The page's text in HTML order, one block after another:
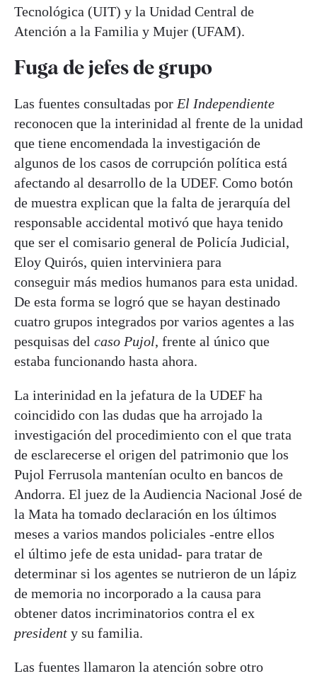
Tecnológica (UIT) y la Unidad Central de
Atención a la Familia y Mujer (UFAM).
Fuga de jefes de grupo
Las fuentes consultadas por El Independiente
reconocen que la interinidad al frente de la unidad
que tiene encomendada la investigación de
algunos de los casos de corrupción política está
afectando al desarrollo de la UDEF. Como botón
de muestra explican que la falta de jerarquía del
responsable accidental motivó que haya tenido
que ser el comisario general de Policía Judicial,
Eloy Quirós, quien interviniera para
conseguir más medios humanos para esta unidad.
De esta forma se logró que se hayan destinado
cuatro grupos integrados por varios agentes a las
pesquisas del caso Pujol, frente al único que
estaba funcionando hasta ahora.
La interinidad en la jefatura de la UDEF ha
coincidido con las dudas que ha arrojado la
investigación del procedimiento con el que trata
de esclarecerse el origen del patrimonio que los
Pujol Ferrusola mantenían oculto en bancos de
Andorra. El juez de la Audiencia Nacional José de
la Mata ha tomado declaración en los últimos
meses a varios mandos policiales -entre ellos
el último jefe de esta unidad- para tratar de
determinar si los agentes se nutrieron de un lápiz
de memoria no incorporado a la causa para
obtener datos incriminatorios contra el ex
president y su familia.
Las fuentes llamaron la atención sobre otro